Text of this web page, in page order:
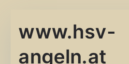
Inhalt
www.hsv-
angeln.at